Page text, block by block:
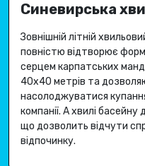
Синевирська
Зовнішній літній
повністю відтворює
серцем карпатських
40х40 метрів та
насолоджуватися
компанії. А хвилі басейну
що дозволить відчути
відпочинку.